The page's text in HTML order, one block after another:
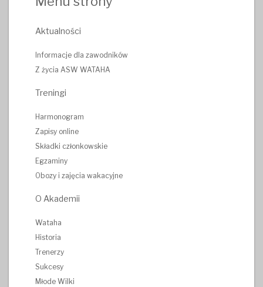
Aktualności
Informacje dla zawodników
Z życia ASW WATAHA
Treningi
Harmonogram
Zapisy online
Składki członkowskie
Egzaminy
Obozy i zajęcia wakacyjne
O Akademii
Wataha
Historia
Trenerzy
Sukcesy
Młode Wilki